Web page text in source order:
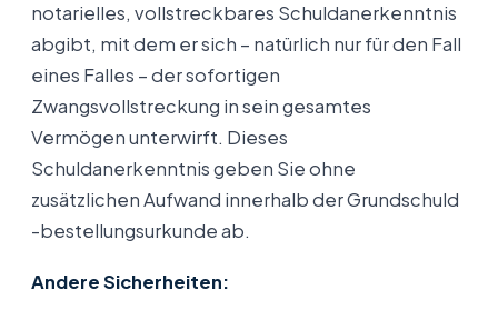
notarielles, vollstreckbares Schuldanerkenntnis
abgibt, mit dem er sich – natürlich nur für den Fall
eines Falles – der sofortigen
Zwangsvollstreckung in sein gesamtes
Vermögen unterwirft. Dieses
Schuldanerkenntnis geben Sie ohne
zusätzlichen Aufwand innerhalb der Grundschuld
-bestellungsurkunde ab.
Andere Sicherheiten: